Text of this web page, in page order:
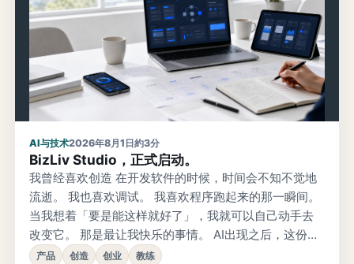
AI与技术2026年8月1日約3分
BizLiv Studio，正式启动。
我曾经喜欢创造 在开发软件的时候，时间会不知不觉地
流逝。 我也喜欢调试。 我喜欢程序跑起来的那一瞬间。
当我想着「要是能这样就好了」，我就可以自己动手去
改变它。 那是最让我快乐的事情。 AI出现之后，这份快
乐进一步扩大了。曾经「想做」的事情，变成了「做就
产品 创造 创业 教练